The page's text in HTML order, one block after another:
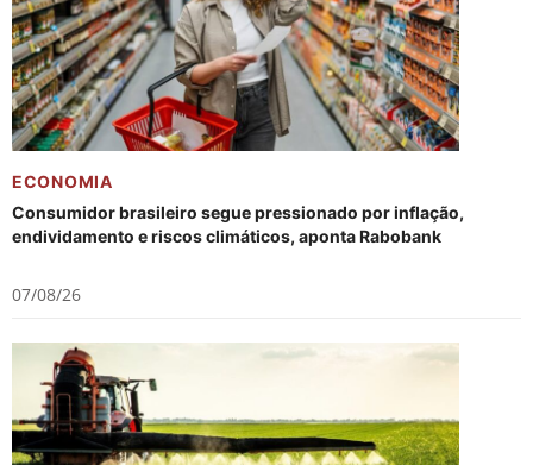
ECONOMIA
Consumidor brasileiro segue pressionado por inflação,
endividamento e riscos climáticos, aponta Rabobank
07/08/26